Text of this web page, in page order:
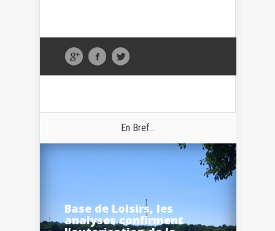
En Bref...
Base de Loisirs, les
analyses confirment